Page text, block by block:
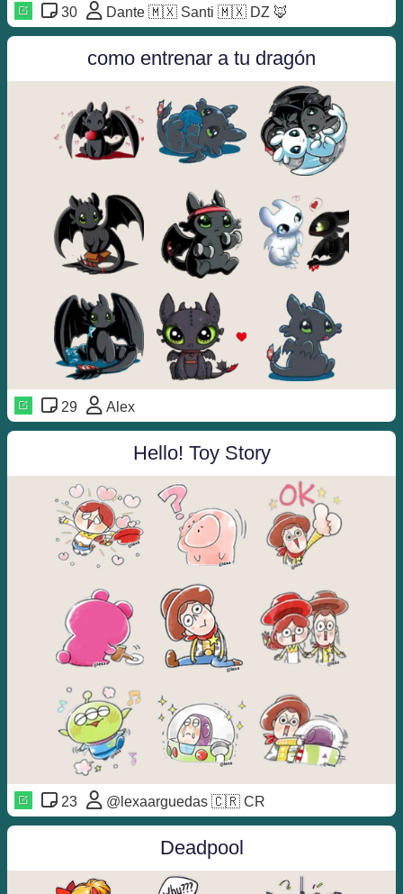
30 Dante 🇲🇽 Santi 🇲🇽 DZ 🦊
como entrenar a tu dragón
29 Alex
Hello! Toy Story
23 @lexaarguedas 🇨🇷 CR
Deadpool